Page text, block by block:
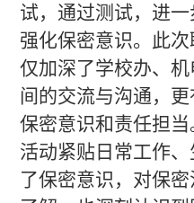
试，通过测试，进一
强化保密意识。此
仅加深了学校办、
间的交流与沟通，
保密意识和责任担
活动紧贴日常工作
了保密意识，对保